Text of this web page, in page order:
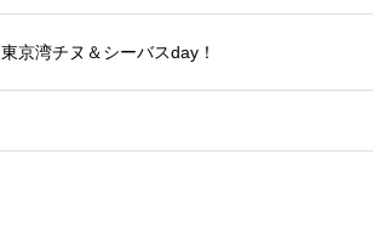
東京湾チヌ＆シーバスday！